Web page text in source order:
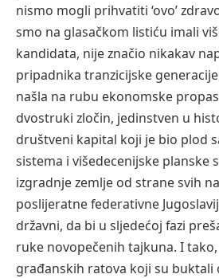
nismo mogli prihvatiti ‘ovo’
smo na glasačkom listiću imali
kandidata, nije značio nikakav
pripadnika tranzicijske
našla na rubu ekonomske
dvostruki zločin, jedinstven u
društveni kapital koji je bio plod
sistema i višedecenijske planske
izgradnje zemlje od strane svih
poslijeratne federativne
državni, da bi u sljedećoj fazi
ruke novopečenih tajkuna. I
građanskih ratova koji su buktali